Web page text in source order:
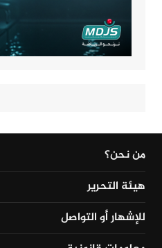
من نحن؟
هيئة التحرير
للإشهار أو التواصل